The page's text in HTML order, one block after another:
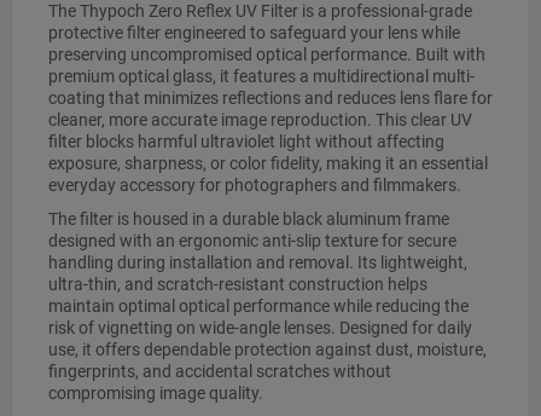
The Thypoch Zero Reflex UV Filter is a professional-grade
protective filter engineered to safeguard your lens while
preserving uncompromised optical performance. Built with
premium optical glass, it features a multidirectional multi-
coating that minimizes reflections and reduces lens flare for
cleaner, more accurate image reproduction. This clear UV
filter blocks harmful ultraviolet light without affecting
exposure, sharpness, or color fidelity, making it an essential
everyday accessory for photographers and filmmakers.
The filter is housed in a durable black aluminum frame
designed with an ergonomic anti-slip texture for secure
handling during installation and removal. Its lightweight,
ultra-thin, and scratch-resistant construction helps
maintain optimal optical performance while reducing the
risk of vignetting on wide-angle lenses. Designed for daily
use, it offers dependable protection against dust, moisture,
fingerprints, and accidental scratches without
compromising image quality.